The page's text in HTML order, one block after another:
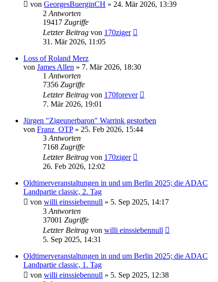
von GeorgesBuerginCH » 24. Mär 2026, 13:39
2 Antworten
19417 Zugriffe
Letzter Beitrag von 170ziger
31. Mär 2026, 11:05
Loss of Roland Merz
von James Allen » 7. Mär 2026, 18:30
1 Antworten
7356 Zugriffe
Letzter Beitrag von 170forever
7. Mär 2026, 19:01
Jürgen "Zigeunerbaron" Warrink gestorben
von Franz_OTP» 25. Feb 2026, 15:44
3 Antworten
7168 Zugriffe
Letzter Beitrag von 170ziger
26. Feb 2026, 12:02
Oldtimerveranstaltungen in und um Berlin 2025; die ADAC
Landpartie classic, 2. Tag
von willi einssiebennull » 5. Sep 2025, 14:17
3 Antworten
37001 Zugriffe
Letzter Beitrag von willi einssiebennull
5. Sep 2025, 14:31
Oldtimerveranstaltungen in und um Berlin 2025; die ADAC
Landpartie classic, 1. Tag
von willi einssiebennull » 5. Sep 2025, 12:38